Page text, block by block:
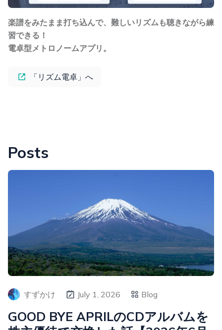
楽譜をみたまま打ち込んで、難しいリズムも聴きながら練
習できる！
電卓型メトロノームアプリ。
「リズム電卓」へ
Posts
すずかけ July 1, 2026 Blog
GOOD BYE APRILのCDアルバムを